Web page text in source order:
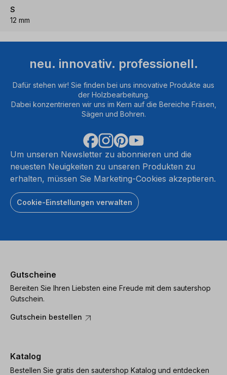
S
12 mm
neu. innovativ. professionell.
Dafür stehen wir! Sie finden bei uns innovative Produkte aus
der Holzbearbeitung.
Dabei konzentrieren wir uns im Kern auf die Bereiche Fräsen,
Sägen und Bohren.
Um unseren Newsletter zu abonnieren und die
neuesten Neuigkeiten zu unseren Produkten zu
erhalten, müssen Sie Marketing-Cookies akzeptieren.
Cookie-Einstellungen verwalten
Gutscheine
Bereiten Sie Ihren Liebsten eine Freude mit dem sautershop
Gutschein.
Gutschein bestellen
Katalog
Bestellen Sie gratis den sautershop Katalog und entdecken